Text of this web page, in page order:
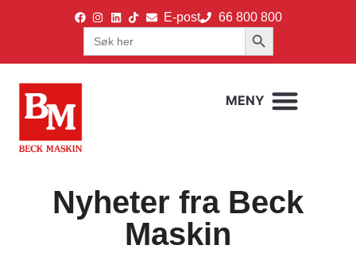
E-post
66 800 800
Search
for:
Search Button
Nyheter fra Beck
Maskin